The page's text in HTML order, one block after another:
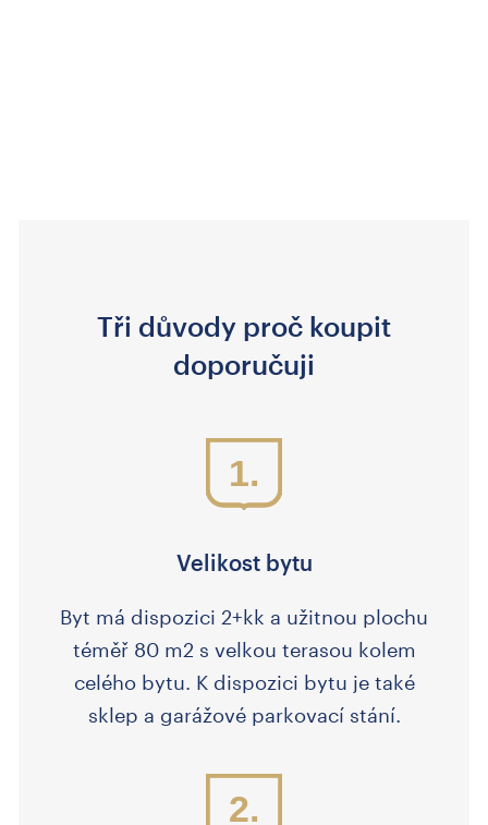
Tři důvody proč koupit
doporučuji
1.
Velikost bytu
Byt má dispozici 2+kk a užitnou plochu
téměř 80 m2 s velkou terasou kolem
celého bytu. K dispozici bytu je také
sklep a garážové parkovací stání.
2.